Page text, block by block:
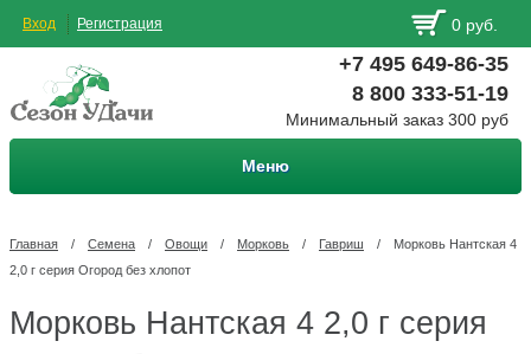
Вход Регистрация 0 руб.
+7 495 649-86-35
8 800 333-51-19
Минимальный заказ 300 руб
Меню
Главная / Семена / Овощи / Морковь / Гавриш /
Морковь Нантская 4
2,0 г серия Огород без хлопот
Морковь Нантская 4 2,0 г серия